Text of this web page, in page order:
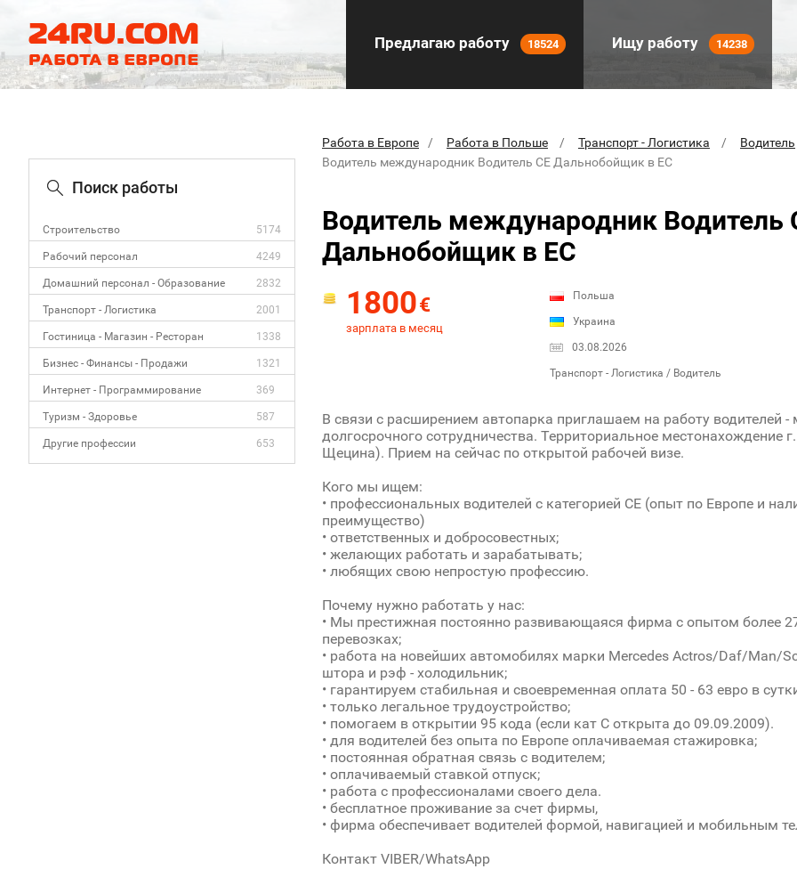
Предлагаю работу 18524 Ищу работу 14238
Поиск работы
Строительство 5174
Рабочий персонал 4249
Домашний персонал - Образование 2832
Транспорт - Логистика 2001
Гостиница - Магазин - Ресторан 1338
Бизнес - Финансы - Продажи 1321
Интернет - Программирование 369
Туризм - Здоровье 587
Другие профессии 653
Работа в Европе Работа в Польше Транспорт - Логистика
Водитель
Водитель международник Водитель СЕ Дальнобойщик в ЕС
Водитель международник Водитель
Дальнобойщик в ЕС
1800€
зарплата в месяц
Польша
Украина
03.08.2026
Транспорт - Логистика / Водитель
В связи с расширением автопарка приглашаем на работу водителей
долгосрочного сотрудничества. Территориальное местонахождение
Щецина). Прием на сейчас по открытой рабочей визе.
Кого мы ищем:
• профессиональных водителей с категорией СЕ (опыт по Европе и
преимущество)
• ответственных и добросовестных;
• желающих работать и зарабатывать;
• любящих свою непростую профессию.
Почему нужно работать у нас:
• Мы престижная постоянно развивающаяся фирма с опытом более
перевозках;
• работа на новейших автомобилях марки Mercedes Actros/Daf/Man/
штора и рэф - холодильник;
• гарантируем стабильная и своевременная оплата 50 - 63 евро в
• только легальное трудоустройство;
• помогаем в открытии 95 кода (если кат С открыта до 09.09.2009).
• для водителей без опыта по Европе оплачиваемая стажировка;
• постоянная обратная связь с водителем;
• оплачиваемый ставкой отпуск;
• работа с профессионалами своего дела.
• бесплатное проживание за счет фирмы,
• фирма обеспечивает водителей формой, навигацией и мобильным
Контакт VIBER/WhatsApp